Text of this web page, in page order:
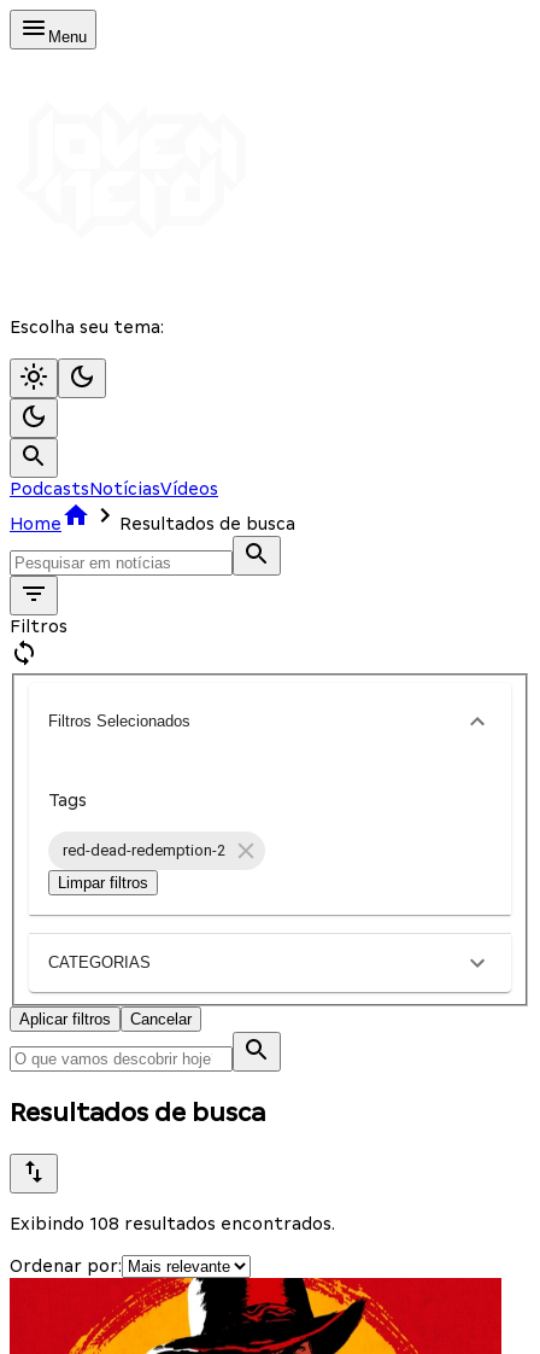
Menu
Escolha seu tema:
PodcastsNotíciasVídeos
Home
Resultados de busca
Filtros
Filtros Selecionados
Tags
red-dead-redemption-2
Limpar filtros
CATEGORIAS
Aplicar filtros Cancelar
Resultados de busca
Exibindo 108 resultados encontrados.
Ordenar por: